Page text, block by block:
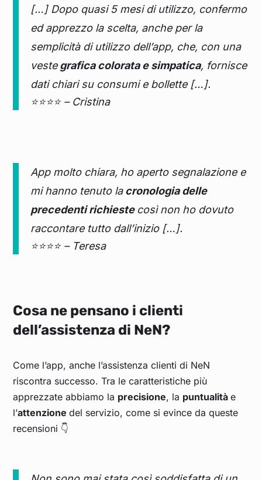
[…] Dopo quasi 5 mesi di utilizzo, confermo
ed apprezzo la scelta, anche per la
semplicità di utilizzo dell’app, che, con una
vestegrafica colorata e simpatica, fornisce
dati chiari su consumi e bollette […].
⭐⭐⭐⭐ – Cristina
App molto chiara, ho aperto segnalazione e
mi hanno tenuto lacronologia delle
precedenti richieste così non ho dovuto
raccontare tutto dall’inizio […].
⭐⭐⭐⭐ – Teresa
Cosa ne pensano i clienti
dell’assistenza di NeN?
Come l’app, anche l’assistenza clienti di NeN
riscontra successo. Tra le caratteristiche più
apprezzate abbiamo la precisione, la puntualitàe
l’attenzionedel servizio, come si evince da queste
recensioni 👇